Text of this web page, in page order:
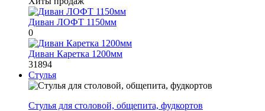
Диван ЛОФТ 1150мм
0
Диван Каретка 1200мм
31894
Стулья
Стулья для столовой, общепита, фудкортов